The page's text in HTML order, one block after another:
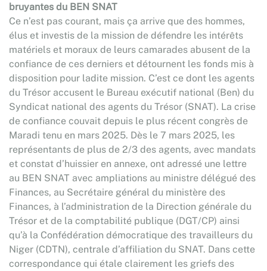
bruyantes du BEN SNAT
Ce n’est pas courant, mais ça arrive que des hommes,
élus et investis de la mission de défendre les intérêts
matériels et moraux de leurs camarades abusent de la
confiance de ces derniers et détournent les fonds mis à
disposition pour ladite mission. C’est ce dont les agents
du Trésor accusent le Bureau exécutif national (Ben) du
Syndicat national des agents du Trésor (SNAT). La crise
de confiance couvait depuis le plus récent congrès de
Maradi tenu en mars 2025. Dès le 7 mars 2025, les
représentants de plus de 2/3 des agents, avec mandats
et constat d’huissier en annexe, ont adressé une lettre
au BEN SNAT avec ampliations au ministre délégué des
Finances, au Secrétaire général du ministère des
Finances, à l’administration de la Direction générale du
Trésor et de la comptabilité publique (DGT/CP) ainsi
qu’à la Confédération démocratique des travailleurs du
Niger (CDTN), centrale d’affiliation du SNAT. Dans cette
correspondance qui étale clairement les griefs des